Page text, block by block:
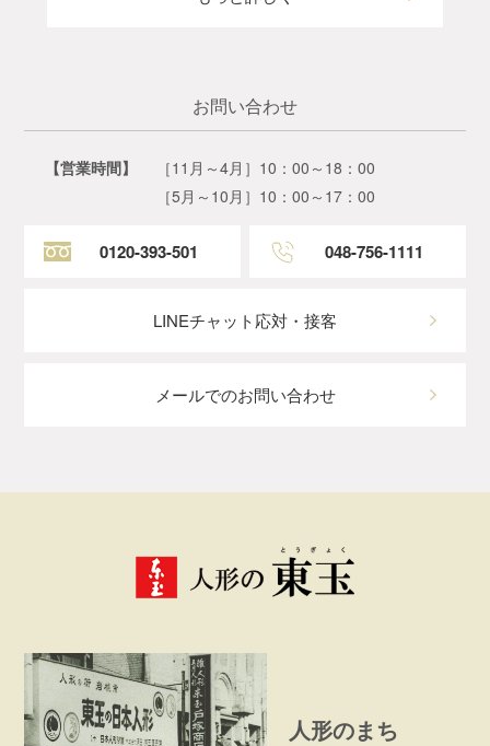
お問い合わせ
【営業時間】
［11月～4月］10：00～18：00
［5月～10月］10：00～17：00
0120-393-501 048-756-1111
LINEチャット応対・接客
メールでのお問い合わせ
人形のまち